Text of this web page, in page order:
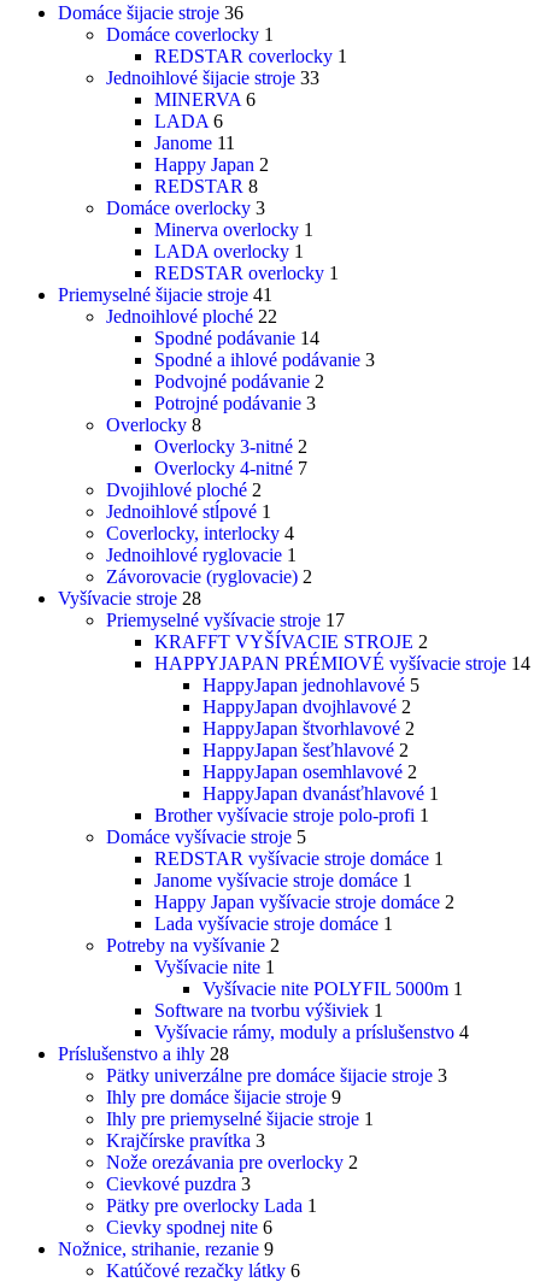
Domáce šijacie stroje 36
Domáce coverlocky 1
REDSTAR coverlocky 1
Jednoihlové šijacie stroje 33
MINERVA 6
LADA 6
Janome 11
Happy Japan 2
REDSTAR 8
Domáce overlocky 3
Minerva overlocky 1
LADA overlocky 1
REDSTAR overlocky 1
Priemyselné šijacie stroje 41
Jednoihlové ploché 22
Spodné podávanie 14
Spodné a ihlové podávanie 3
Podvojné podávanie 2
Potrojné podávanie 3
Overlocky 8
Overlocky 3-nitné 2
Overlocky 4-nitné 7
Dvojihlové ploché 2
Jednoihlové stĺpové 1
Coverlocky, interlocky 4
Jednoihlové ryglovacie 1
Závorovacie (ryglovacie) 2
Vyšívacie stroje 28
Priemyselné vyšívacie stroje 17
KRAFFT VYŠÍVACIE STROJE 2
HAPPYJAPAN PRÉMIOVÉ vyšívacie stroje 14
HappyJapan jednohlavové 5
HappyJapan dvojhlavové 2
HappyJapan štvorhlavové 2
HappyJapan šesťhlavové 2
HappyJapan osemhlavové 2
HappyJapan dvanásťhlavové 1
Brother vyšívacie stroje polo-profi 1
Domáce vyšívacie stroje 5
REDSTAR vyšívacie stroje domáce 1
Janome vyšívacie stroje domáce 1
Happy Japan vyšívacie stroje domáce 2
Lada vyšívacie stroje domáce 1
Potreby na vyšívanie 2
Vyšívacie nite 1
Vyšívacie nite POLYFIL 5000m 1
Software na tvorbu výšiviek 1
Vyšívacie rámy, moduly a príslušenstvo 4
Príslušenstvo a ihly 28
Pätky univerzálne pre domáce šijacie stroje 3
Ihly pre domáce šijacie stroje 9
Ihly pre priemyselné šijacie stroje 1
Krajčírske pravítka 3
Nože orezávania pre overlocky 2
Cievkové puzdra 3
Pätky pre overlocky Lada 1
Cievky spodnej nite 6
Nožnice, strihanie, rezanie 9
Katúčové rezačky látky 6